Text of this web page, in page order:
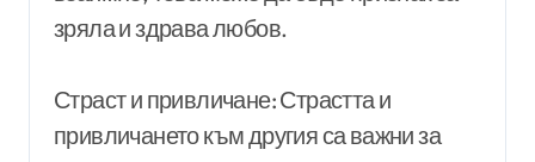
зряла и здрава любов.
Страст и привличане: Страстта и
привличането към другия са важни за